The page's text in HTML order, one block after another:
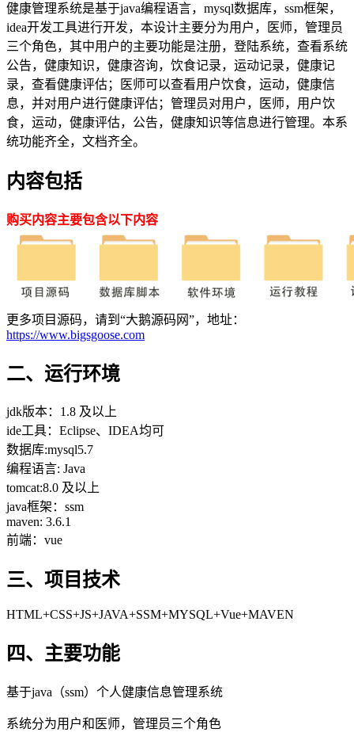
健康管理系统是基于java编程语言，mysql数据库，ssm框架，
idea开发工具进行开发，本设计主要分为用户，医师，管理员
三个角色，其中用户的主要功能是注册，登陆系统，查看系统
公告，健康知识，健康咨询，饮食记录，运动记录，健康记
录，查看健康评估；医师可以查看用户饮食，运动，健康信
息，并对用户进行健康评估；管理员对用户，医师，用户饮
食，运动，健康评估，公告，健康知识等信息进行管理。本系
统功能齐全，文档齐全。
内容包括
购买内容主要包含以下内容
更多项目源码，请到“大鹅源码网”，地址：
https://www.bigsgoose.com
二、运行环境
jdk版本：1.8 及以上
ide工具：Eclipse、IDEA均可
数据库:mysql5.7
编程语言: Java
tomcat:8.0 及以上
java框架：ssm
maven: 3.6.1
前端：vue
三、项目技术
HTML+CSS+JS+JAVA+SSM+MYSQL+Vue+MAVEN
四、主要功能
基于java（ssm）个人健康信息管理系统
系统分为用户和医师，管理员三个角色